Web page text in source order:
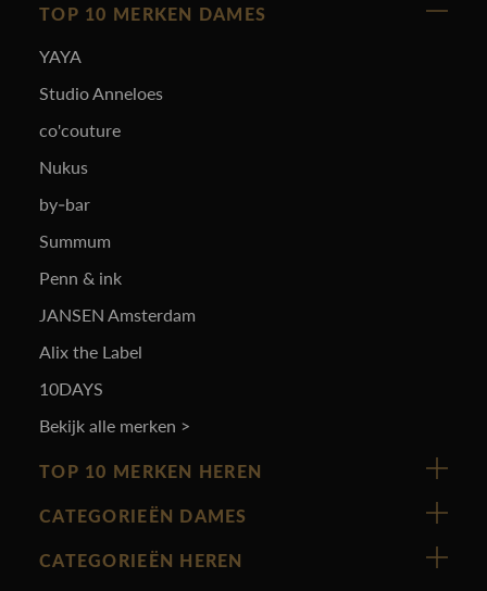
TOP 10 MERKEN DAMES
YAYA
Studio Anneloes
co'couture
Nukus
by-bar
Summum
Penn & ink
JANSEN Amsterdam
Alix the Label
10DAYS
Bekijk alle merken >
TOP 10 MERKEN HEREN
Vanguard
Cast Iron
CATEGORIEËN DAMES
Nieuw binnen
CATEGORIEËN HEREN